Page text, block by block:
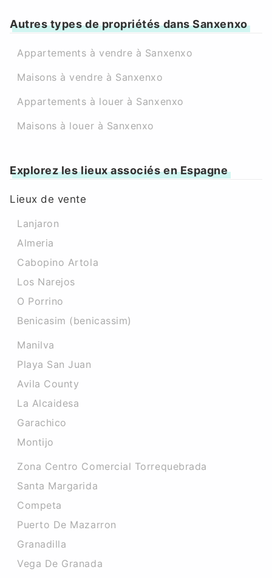
Autres types de propriétés dans Sanxenxo
Appartements à vendre à Sanxenxo
Maisons à vendre à Sanxenxo
Appartements à louer à Sanxenxo
Maisons à louer à Sanxenxo
Explorez les lieux associés en Espagne
Lieux de vente
Lanjaron
Almeria
Cabopino Artola
Los Narejos
O Porrino
Benicasim (benicassim)
Manilva
Playa San Juan
Avila County
La Alcaidesa
Garachico
Montijo
Zona Centro Comercial Torrequebrada
Santa Margarida
Competa
Puerto De Mazarron
Granadilla
Vega De Granada